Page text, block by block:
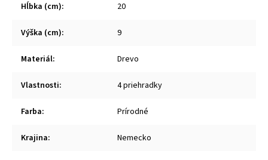
Hĺbka (cm): 20
Výška (cm): 9
Materiál: Drevo
Vlastnosti: 4 priehradky
Farba: Prírodné
Krajina: Nemecko